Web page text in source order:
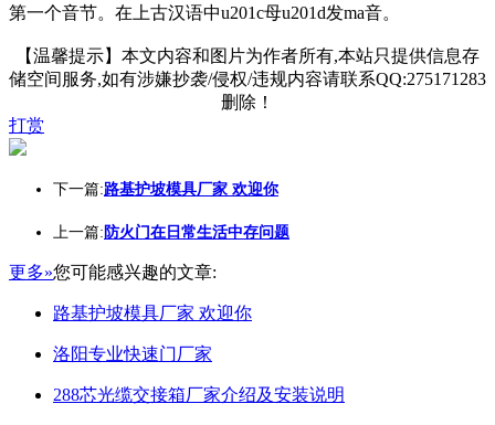
第一个音节。在上古汉语中u201c母u201d发ma音。
【温馨提示】本文内容和图片为作者所有,本站只提供信息存
储空间服务,如有涉嫌抄袭/侵权/违规内容请联系QQ:275171283
删除！
打赏
下一篇:路基护坡模具厂家 欢迎你
上一篇: 防火门在日常生活中存问题
更多»您可能感兴趣的文章:
路基护坡模具厂家 欢迎你
洛阳专业快速门厂家
288芯光缆交接箱厂家介绍及安装说明